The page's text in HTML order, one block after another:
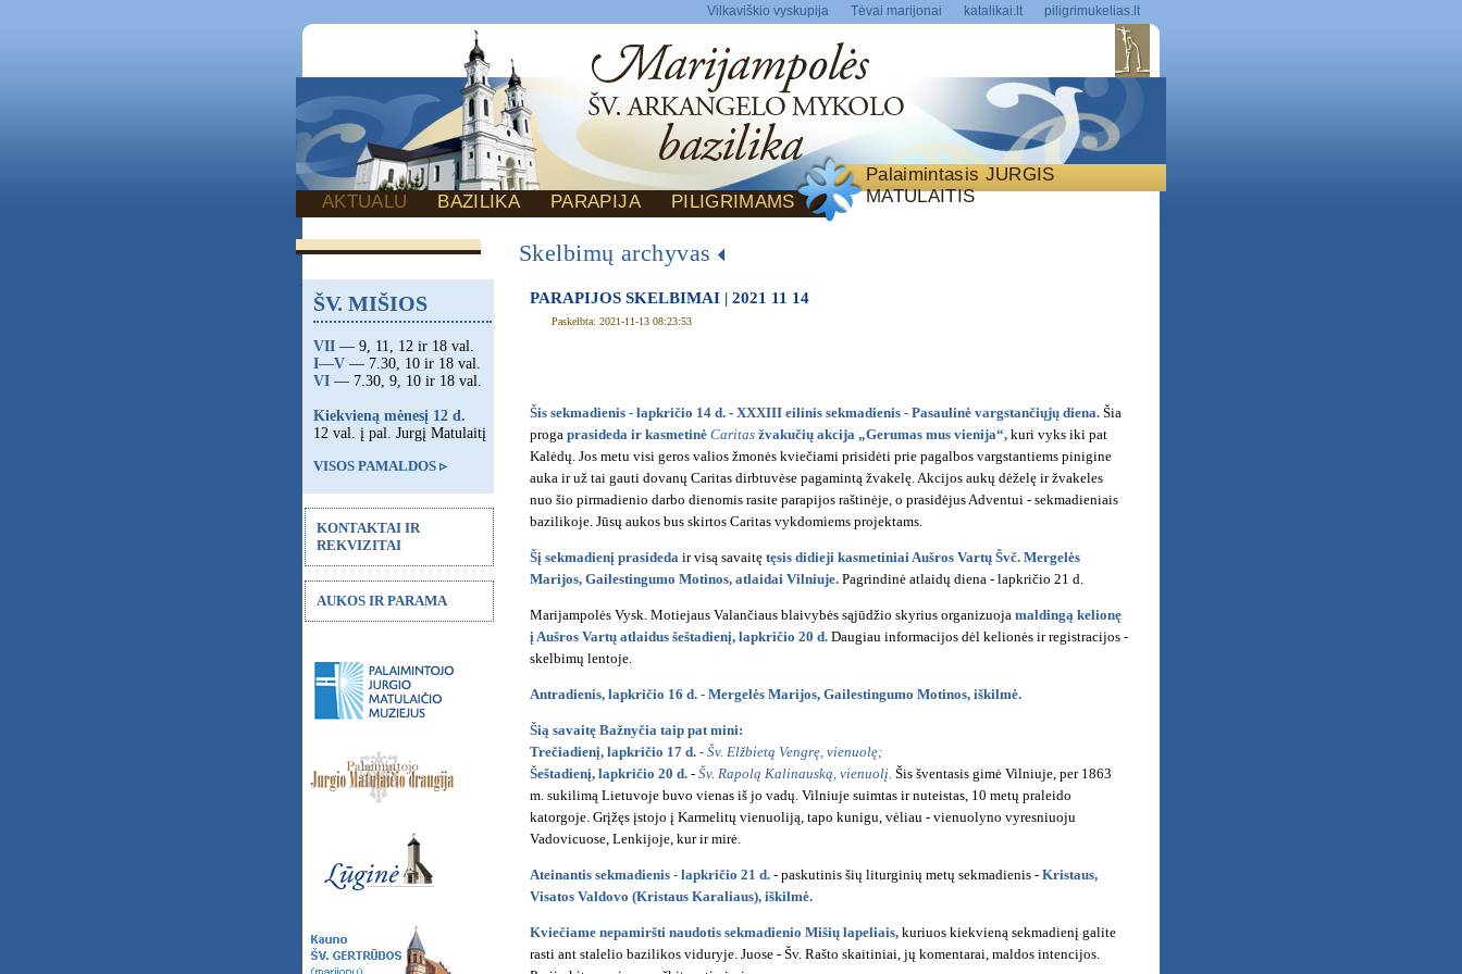
Vilkaviškio vyskupija Tėvai marijonai katalikai.lt piligrimukelias.lt
Palaimintasis JURGIS
MATULAITIS
AKTUALU BAZILIKA PARAPIJA PILIGRIMAMS
Skelbimų archyvas
PARAPIJOS SKELBIMAI | 2021 11 14
Paskelbta: 2021-11-13 08:23:53
Šis sekmadienis - lapkričio 14 d. - XXXIII eilinis sekmadienis - Pasaulinė vargstančiųjų diena. Šia
proga prasideda ir kasmetinė Caritas žvakučių akcija „Gerumas mus vienija“, kuri vyks iki pat
Kalėdų. Jos metu visi geros valios žmonės kviečiami prisidėti prie pagalbos vargstantiems pinigine
auka ir už tai gauti dovanų Caritas dirbtuvėse pagamintą žvakelę. Akcijos aukų dėželę ir žvakeles
nuo šio pirmadienio darbo dienomis rasite parapijos raštinėje, o prasidėjus Adventui - sekmadieniais
bazilikoje. Jūsų aukos bus skirtos Caritas vykdomiems projektams.
Šį sekmadienį prasideda ir visą savaitę tęsis didieji kasmetiniai Aušros Vartų Švč. Mergelės
Marijos, Gailestingumo Motinos, atlaidai Vilniuje. Pagrindinė atlaidų diena - lapkričio 21 d.
Marijampolės Vysk. Motiejaus Valančiaus blaivybės sąjūdžio skyrius organizuoja maldingą kelionę
į Aušros Vartų atlaidus šeštadienį, lapkričio 20 d. Daugiau informacijos dėl kelionės ir registracijos -
skelbimų lentoje.
Antradienis, lapkričio 16 d. - Mergelės Marijos, Gailestingumo Motinos, iškilmė.
Šią savaitę Bažnyčia taip pat mini:
Trečiadienį, lapkričio 17 d. - Šv. Elžbietą Vengrę, vienuolę;
Šeštadienį, lapkričio 20 d. - Šv. Rapolą Kalinauską, vienuolį. Šis šventasis gimė Vilniuje, per 1863
m. sukilimą Lietuvoje buvo vienas iš jo vadų. Vilniuje suimtas ir nuteistas, 10 metų praleido
katorgoje. Grįžęs įstojo į Karmelitų vienuoliją, tapo kunigu, vėliau - vienuolyno vyresniuoju
Vadovicuose, Lenkijoje, kur ir mirė.
Ateinantis sekmadienis - lapkričio 21 d. - paskutinis šių liturginių metų sekmadienis - Kristaus,
Visatos Valdovo (Kristaus Karaliaus), iškilmė.
Kviečiame nepamiršti naudotis sekmadienio Mišių lapeliais, kuriuos kiekvieną sekmadienį galite
rasti ant stalelio bazilikos viduryje. Juose - Šv. Rašto skaitiniai, jų komentarai, maldos intencijos.
ŠV. MIŠIOS
VII — 9, 11, 12 ir 18 val.
I—V — 7.30, 10 ir 18 val.
VI — 7.30, 9, 10 ir 18 val.
Kiekvieną mėnesį 12 d.
12 val. į pal. Jurgį Matulaitį
VISOS PAMALDOS ▹
KONTAKTAI IR
REKVIZITAI
AUKOS IR PARAMA